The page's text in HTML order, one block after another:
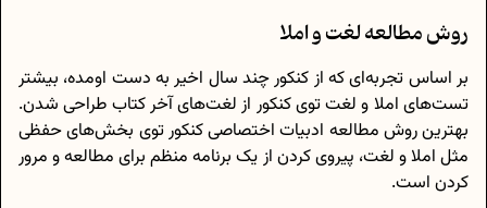
روش مطالعه لغت و املا
بر اساس تجربه‌ای که از کنکور چند سال اخیر به دست اومده، بیشتر
تست‌های املا و لغت توی کنکور از لغت‌های آخر کتاب طراحی شدن.
بهترین روش مطالعه ادبیات اختصاصی کنکور توی بخش‌های حفظی
مثل املا و لغت، پیروی کردن از یک برنامه منظم برای مطالعه و مرور
کردن است.